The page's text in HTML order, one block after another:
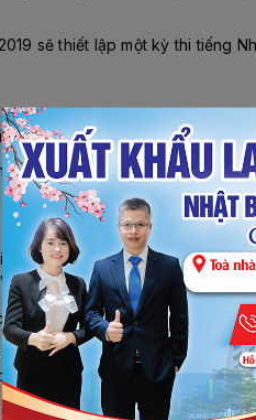
sẽ thiết lập một kỳ thi tiếng
dưỡng, dịch vụ ăn uống
Mùa thu năm 2019 trở đi:
cho các ngành sẽ bắt đầu từ
Nam, Philippines,
(tts) tại Nhật là 285 nghìn
sang dạng visa mới này.
cho người lao động nước